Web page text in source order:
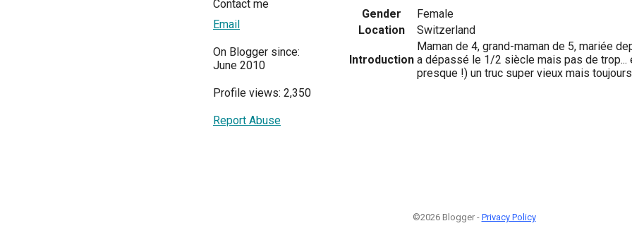
Contact me
Email
On Blogger since:
June 2010
Profile views: 2,350
Report Abuse
Gender
Female
Location
Switzerland
Introduction
Maman de 4, grand-maman de 5, mariée
a dépassé le 1/2 siècle mais pas de trop...
presque !) un truc super vieux mais
©2026 Blogger - Privacy Policy